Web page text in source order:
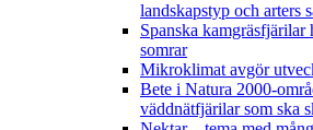
landskapstyp och arters
Spanska kamgräsfjärilar
somrar
Mikroklimat avgör
Bete i Natura 2000-
väddnätfjärilar som ska